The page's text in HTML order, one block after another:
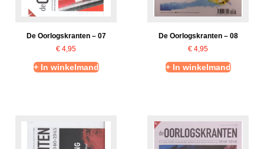
De Oorlogskranten – 07
€ 4,95
+ In winkelmand
De Oorlogskranten – 08
€ 4,95
+ In winkelmand